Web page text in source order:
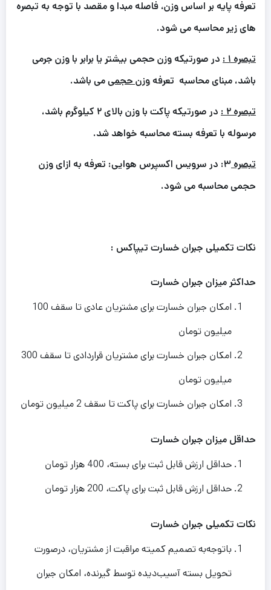
تعرفه پایه بر اساس وزن، فاصله مبدا و مقصد با توجه به تبصره
هایزیر محاسبه می شود.
تبصره ۱ :
در صورتیکه وزن حجمی بیشتر یا برابر با وزن جرمی
باشد، مبنای محاسبه تعرفه وزن حجمیمی باشد.
تبصره ۲ :
در صورتیکه پاکت با وزن بالای ۲ کیلوگرم باشد،
مرسوله با تعرفه بسته محاسبه خواهد شد.
تبصره ۳: در سرویس اکسپرس هوایی: تعرفه به ازای وزن
حجمی محاسبه می شود.
نکات تکمیلی جبران خسارت تیپاکس :
حداکثر میزان جبران خسارت
امکان جبران خسارت برای مشتریان عادی تا سقف 100
میلیون تومان
امکان جبران خسارت برای مشتریان قراردادی تا سقف 300
میلیون تومان
امکان جبران خسارت برای پاکت تا سقف 2 میلیون تومان
حداقل میزان جبران خسارت
حداقل ارزش قابل ثبت برای بسته، 400 هزار تومان
حداقل ارزش قابل ثبت برای پاکت، 200 هزار تومان
نکات تکمیلی جبران خسارت
باتوجه‌به تصمیم کمیته مراقبت از مشتریان، درصورت
تحویل بسته آسیب‌دیده توسط گیرنده، امکان جبران